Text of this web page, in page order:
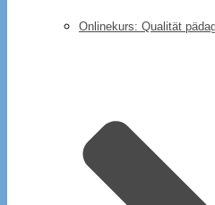
Onlinekurs: Qualität